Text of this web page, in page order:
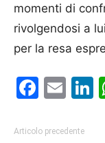
momenti di
rivolgendosi a
per la resa
Articolo precedente